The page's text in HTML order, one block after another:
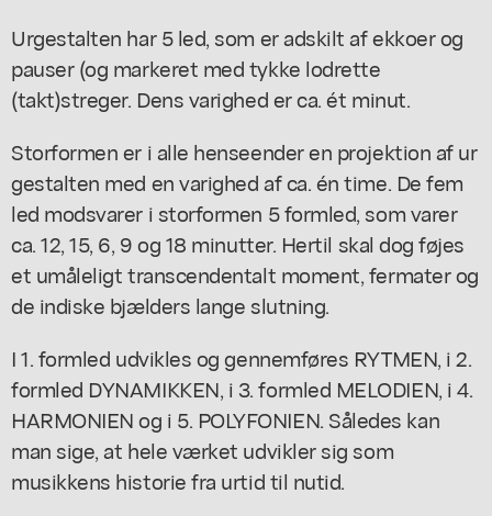
Urgestalten har 5 led, som er adskilt af ekkoer og
pauser (og markeret med tykke lodrette
(takt)streger. Dens varighed er ca. ét minut.
Storformen er i alle henseender en projektion af ur
gestalten med en varighed af ca. én time. De fem
led modsvarer i storformen 5 formled, som varer
ca. 12, 15, 6, 9 og 18 minutter. Hertil skal dog føjes
et umåleligt transcendentalt moment, fermater og
de indiske bjælders lange slutning.
I 1. formled udvikles og gennemføres RYTMEN, i 2.
formled DYNAMIKKEN, i 3. formled MELODIEN, i 4.
HARMONIEN og i 5. POLYFONIEN. Således kan
man sige, at hele værket udvikler sig som
musikkens historie fra urtid til nutid.